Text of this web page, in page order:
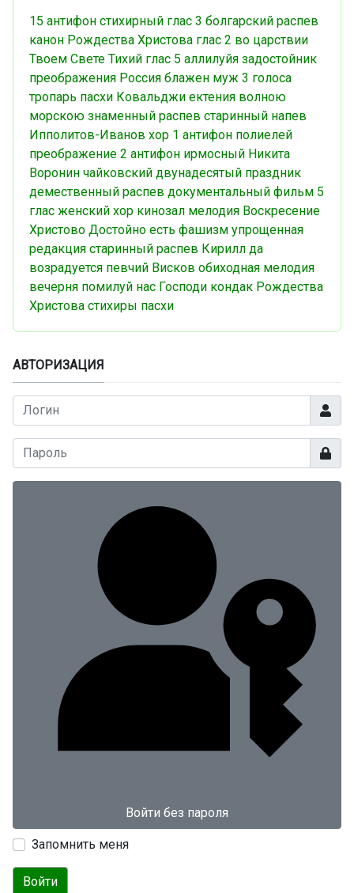
15 антифон стихирный глас 3 болгарский распев
канон Рождества Христова глас 2 во царствии
Твоем Свете Тихий глас 5 аллилуйя задостойник
преображения Россия блажен муж 3 голоса
тропарь пасхи Ковальджи ектения волною
морскою знаменный распев старинный напев
Ипполитов-Иванов хор 1 антифон полиелей
преображение 2 антифон ирмосный Никита
Воронин чайковский двунадесятый праздник
демественный распев документальный фильм 5
глас женский хор кинозал мелодия Воскресение
Христово Достойно есть фашизм упрощенная
редакция старинный распев Кирилл да
возрадуется певчий Висков обиходная мелодия
вечерня помилуй нас Господи кондак Рождества
Христова стихиры пасхи
АВТОРИЗАЦИЯ
Логин
Войти без пароля
Запомнить меня
Войти